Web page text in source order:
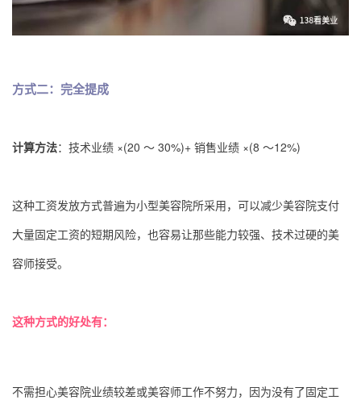
方式二：完全提成
计算方法：技术业绩 ×(20 ～ 30%)+ 销售业绩 ×(8 ～12%)
这种工资发放方式普遍为小型美容院所采用，可以减少美容院支付
大量固定工资的短期风险，也容易让那些能力较强、技术过硬的美
容师接受。
这种方式的好处有：
不需担心美容院业绩较差或美容师工作不努力，因为没有了固定工